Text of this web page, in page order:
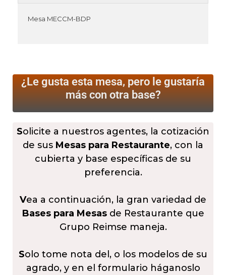
Mesa MECCM-BDP
¿Le gusta esta mesa, pero le gustaría
más con otra base?
Solicite a nuestros agentes, la cotización
de sus Mesas para Restaurante, con la
cubierta y base específicas de su
preferencia.
Vea a continuación, la gran variedad de
Bases para Mesasde Restaurante que
Grupo Reimse maneja.
Solo tome nota del, o los modelos de su
agrado, y en el formulario háganoslo